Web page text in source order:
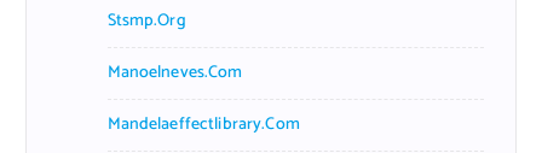
Stsmp.org
Manoelneves.com
Mandelaeffectlibrary.com